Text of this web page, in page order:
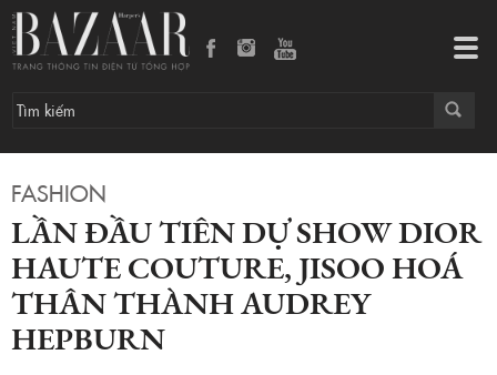
FASHION
LẦN ĐẦU TIÊN DỰ SHOW DIOR
HAUTE COUTURE, JISOO HOÁ
THÂN THÀNH AUDREY
HEPBURN